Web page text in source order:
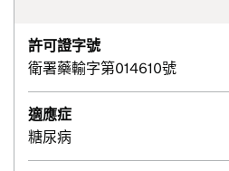
許可證字號
衛署藥輸字第014610號
適應症
糖尿病